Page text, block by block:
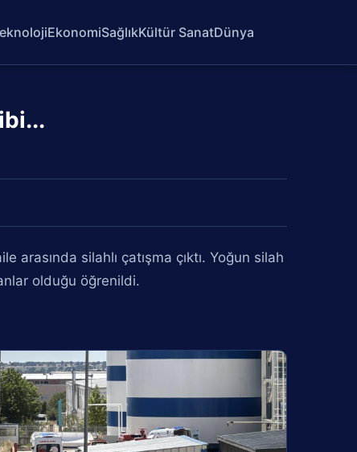
EkonomiSağlıkKültür SanatDünya
silahlı çatışma çıktı. Yoğun silah
olduğu öğrenildi.